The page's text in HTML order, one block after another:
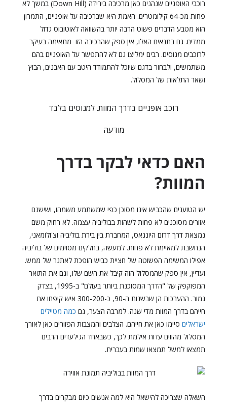
רוכבי האופניים שנהנים כאן מרכיבה בירידה (Down Hill) במשך לא
פחות מכ-64 קילומטרים. האמת היא שברכיבה על אופניים, התמרון
הוא מטבע הדברים פשוט הרבה יותר בהשוואה לאוטובוס גדול
ממדים. גם בתנאים האלו, אין ספק שהרכיבה הזו מתאימה בעיקר
לרוכבים מנוסים. רבים ימליצו גם לא להתפשר על האופניים בהם
משתמשים, ולבחור בדגם שיוכל להתמודד היטב עם האבנים, הבוץ
ושאר התלאות של המסלול.
רוכב אופניים בדרך המוות. למנוסים בלבד
מודעה
האם כדאי לבקר בדרך
המוות?
יש הטוענים שהכביש אינו מסוכן כפי שמשתמע משמהו, ושישנם
אזורים מסוכנים לא פחות לשהות בבוליביה עצמה. לא רחוק משם
נמצאת דרך דרום היונגאס, המחברת בין בירת בוליביה וצ'ולומאני,
הנחשבת למאיימת לא פחות. למעשה, בחלקים מסוימים של בוליביה
אפילו המשימה הפשוטה של חציית כביש הופכת לאתגר של ממש.
ועדיין, אין ספק שהמסלול הזה קיבל את השם שלו, וגם את התואר
המפוקפק של "הדרך המסוכנת ביותר בעולם" ב-1995, בצדק
גמור. ההערכות הן שבשנות ה-90, כ-300-200 איש קיפחו את
חייהם בדרך המוות מדי שנה. למרבה הצער, גם כמה מטיילים
ישראליםסיימו כאן את חייהם. הצלבים והמצבות הפזורים כאן לאורך
המסלול מהווים עדות אילמת לכך, כשבאחד הגילעדים הרבים
תמצאו למשל תמצאו שמות בעברית.
השאלה שצריכה להישאל היא למה אנשים כיום מבקרים בדרך